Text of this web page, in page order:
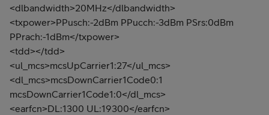
<dlbandwidth>20MHz</dlbandwidth>
<txpower>PPusch:-2dBm PPucch:-3dBm PSrs:0dBm
PPrach:-1dBm</txpower>
<tdd></tdd>
<ul_mcs>mcsUpCarrier1:27</ul_mcs>
<dl_mcs>mcsDownCarrier1Code0:1
mcsDownCarrier1Code1:0</dl_mcs>
<earfcn>DL:1300 UL:19300</earfcn>